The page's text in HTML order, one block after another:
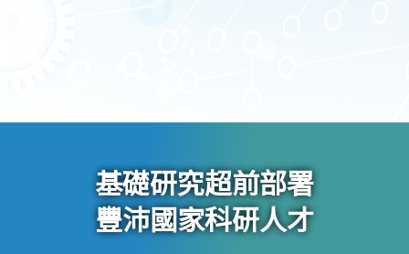
基礎研究超前部署
豐沛國家科研人才